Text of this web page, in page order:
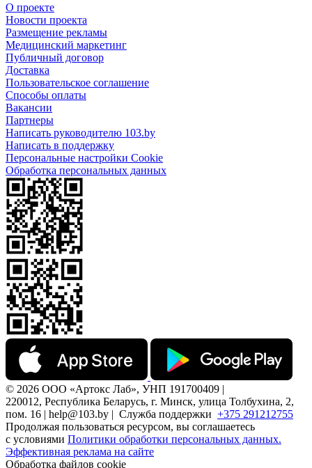
О проекте
Новости проекта
Размещение рекламы
Медицинский маркетинг
Публичный договор
Доставка
Пользовательское соглашение
Способы оплаты
Вакансии
Партнеры
Написать руководителю 103.by
Написать в поддержку
Персональные настройки Cookie
Обработка персональных данных
© 2026 ООО «Артокс Лаб», УНП 191700409 |
220012, Республика Беларусь, г. Минск, улица Толбухина, 2,
пом. 16 | help@103.by | Служба поддержки +375 291212755
Продолжая пользоваться ресурсом, вы соглашаетесь
с условиями Политики обработки персональных данных.
Эффективная реклама на сайте
Обработка файлов cookie